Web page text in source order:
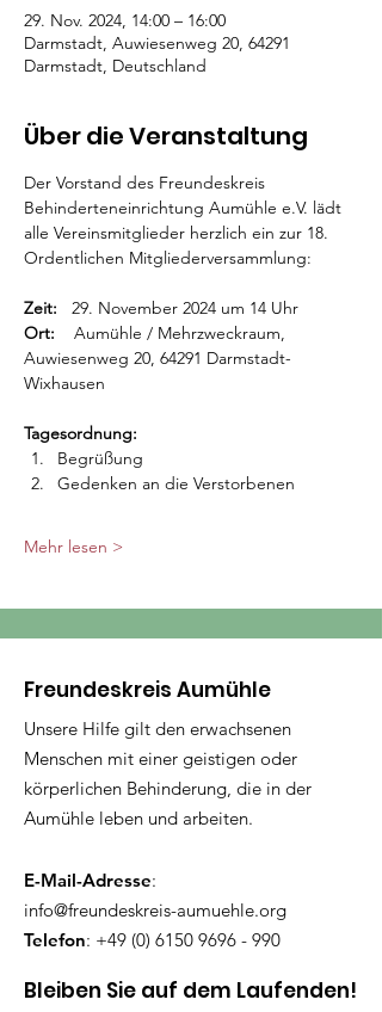
29. Nov. 2024, 14:00 – 16:00
Darmstadt, Auwiesenweg 20, 64291
Darmstadt, Deutschland
Über die Veranstaltung
Der Vorstand des Freundeskreis
Behinderteneinrichtung Aumühle e.V. lädt
alle Vereinsmitglieder herzlich ein zur 18.
Ordentlichen Mitgliederversammlung:
Zeit: 29. November 2024 um 14 Uhr
Ort: Aumühle / Mehrzweckraum,
Auwiesenweg 20, 64291 Darmstadt-
Wixhausen
Tagesordnung:
Begrüßung
Gedenken an die Verstorbenen
Mehr lesen >
Freundeskreis Aumühle
Unsere Hilfe gilt den erwachsenen
Menschen mit einer geistigen oder
körperlichen Behinderung, die in der
Aumühle leben und arbeiten.
E-Mail-Adresse:
info@freundeskreis-aumuehle.org
Telefon: +49 (0) 6150 9696 - 990
Bleiben Sie auf dem Laufenden!